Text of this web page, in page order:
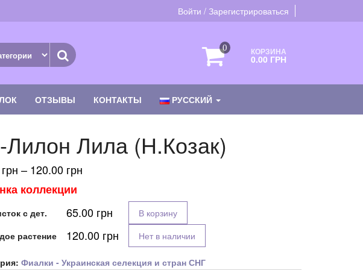
Войти / Зарегистрироваться
0 КОРЗИНА
0.00 ГРН
ОТЗЫВЫ КОНТАКТЫ РУССКИЙ
Лила (Н.Козак)
грн – 120.00 грнДиапазон
–
120.00 грн
коллекции
с дет. 65.00 грн
В корзину
растение
120.00 грн Нет в наличии
Фиалки - Украинская селекция и стран СНГ